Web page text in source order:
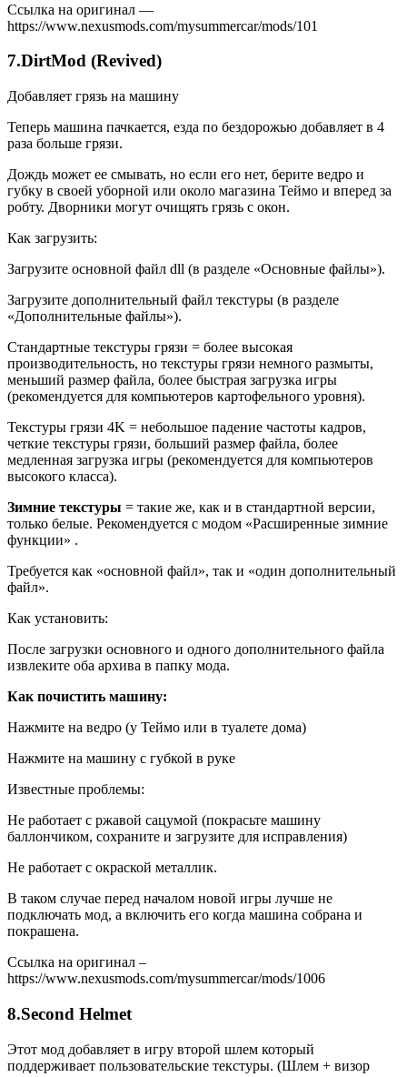
Ссылка на оригинал —
https://www.nexusmods.com/mysummercar/mods/101
7.DirtMod (Revived)
Добавляет грязь на машину
Теперь машина пачкается, езда по бездорожью добавляет в 4
раза больше грязи.
Дождь может ее смывать, но если его нет, берите ведро и
губку в своей уборной или около магазина Теймо и вперед за
робту. Дворники могут очищять грязь с окон.
Как загрузить:
Загрузите основной файл dll (в разделе «Основные файлы»).
Загрузите дополнительный файл текстуры (в разделе
«Дополнительные файлы»).
Стандартные текстуры грязи = более высокая
производительность, но текстуры грязи немного размыты,
меньший размер файла, более быстрая загрузка игры
(рекомендуется для компьютеров картофельного уровня).
Текстуры грязи 4K = небольшое падение частоты кадров,
четкие текстуры грязи, больший размер файла, более
медленная загрузка игры (рекомендуется для компьютеров
высокого класса).
Зимние текстуры = такие же, как и в стандартной версии,
только белые. Рекомендуется с модом «Расширенные зимние
функции» .
Требуется как «основной файл», так и «один дополнительный
файл».
Как установить:
После загрузки основного и одного дополнительного файла
извлеките оба архива в папку мода.
Как почистить машину:
Нажмите на ведро (у Теймо или в туалете дома)
Нажмите на машину с губкой в руке
Известные проблемы:
Не работает с ржавой сацумой (покрасьте машину
баллончиком, сохраните и загрузите для исправления)
Не работает с окраской металлик.
В таком случае перед началом новой игры лучше не
подключать мод, а включить его когда машина собрана и
покрашена.
Ссылка на оригинал –
https://www.nexusmods.com/mysummercar/mods/1006
8.Second Helmet
Этот мод добавляет в игру второй шлем который
поддерживает пользовательские текстуры. (Шлем + визор